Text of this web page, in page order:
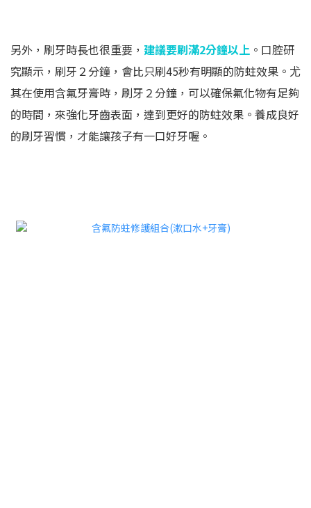
另外，刷牙時長也很重要， 建議要刷滿2分鐘以上 。口腔研
究顯示，刷牙２分鐘，會比只刷45秒有明顯的防蛀效果。尤
其在使用含氟牙膏時，刷牙２分鐘，可以確保氟化物有足夠
的時間，來強化牙齒表面，達到更好的防蛀效果。養成良好
的刷牙習慣，才能讓孩子有一口好牙喔。